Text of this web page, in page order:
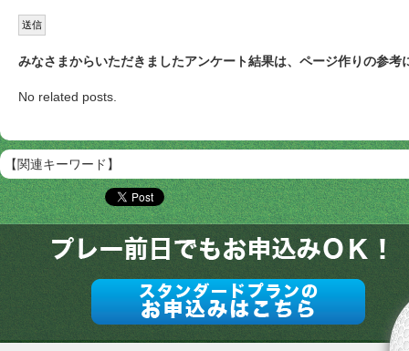
みなさまからいただきましたアンケート結果は、ページ作りの参考
No related posts.
【関連キーワード】